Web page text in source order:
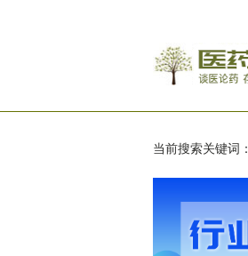
当前搜索关键词：